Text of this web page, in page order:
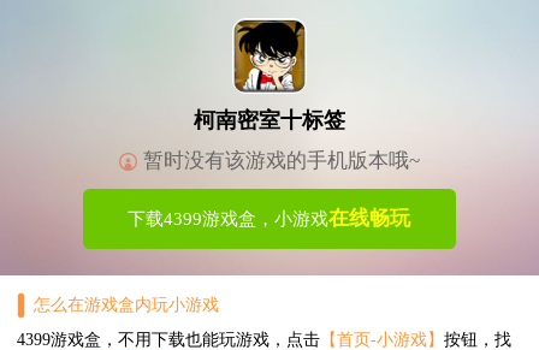
柯南密室十标签
暂时没有该游戏的手机版本哦~
下载4399游戏盒，小游戏在线畅玩
怎么在游戏盒内玩小游戏
4399游戏盒，不用下载也能玩游戏，点击【首页-小游戏】 按钮，找